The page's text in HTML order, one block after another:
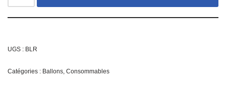
UGS : BLR
Catégories : Ballons, Consommables